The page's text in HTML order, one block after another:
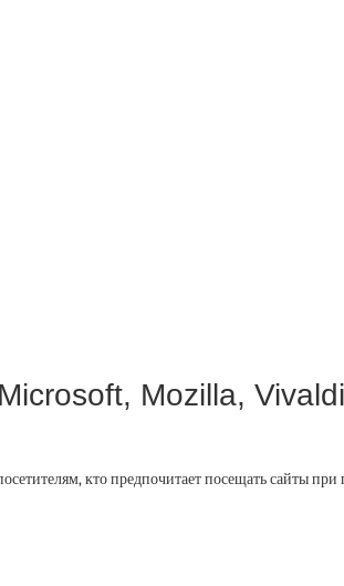
Mozilla,
кто предпочитает посещать сайты